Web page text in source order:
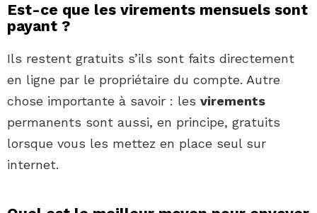
Est-ce que les virements mensuels sont
payant ?
Ils restent gratuits s’ils sont faits directement
en ligne par le propriétaire du compte. Autre
chose importante à savoir : les virements
permanents sont aussi, en principe, gratuits
lorsque vous les mettez en place seul sur
internet.